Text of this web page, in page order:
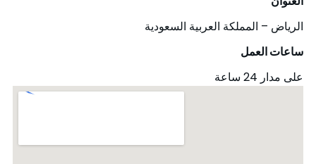
الرياض – المملكة العربية السعودية
ساعات العمل
على مدار 24 ساعة